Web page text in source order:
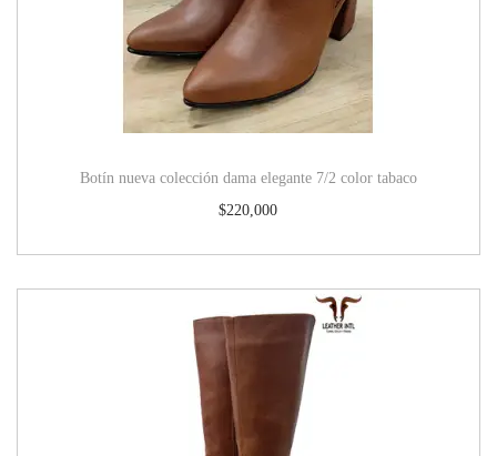
Botín nueva colección dama elegante 7/2 color tabaco
$220,000